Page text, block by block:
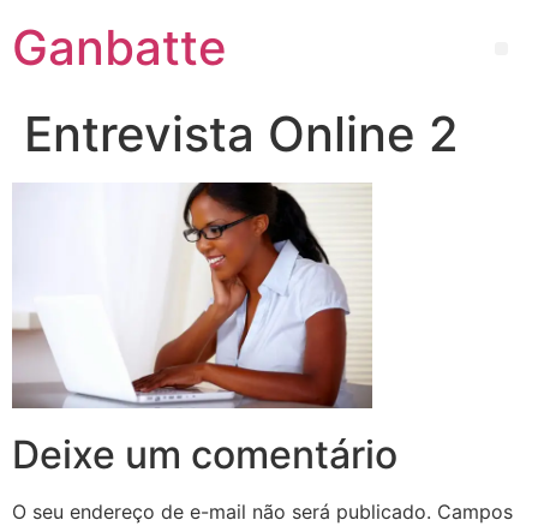
Ganbatte
Entrevista Online 2
Deixe um comentário
O seu endereço de e-mail não será publicado. Campos